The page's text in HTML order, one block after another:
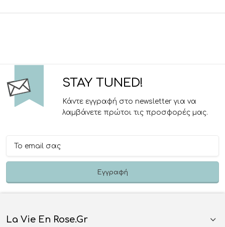
STAY TUNED!
Κάντε εγγραφή στο newsletter για να
λαμβάνετε πρώτοι τις προσφορές μας.
La Vie En Rose.gr